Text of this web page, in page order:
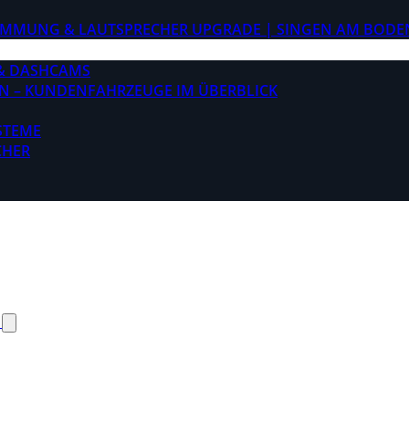
& LAUTSPRECHER UPGRADE | SINGEN AM
DASHCAMS
– KUNDENFAHRZEUGE IM ÜBERBLICK